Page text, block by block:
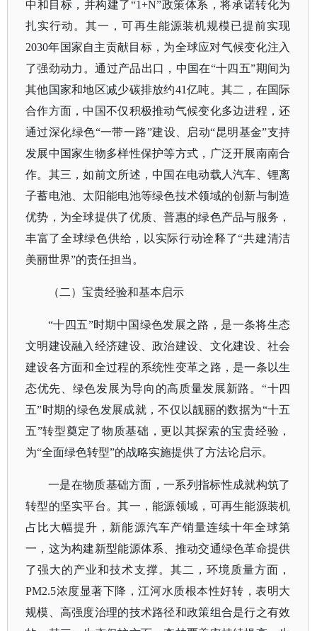
中和目标，并构建了“1+N”政策体系，将承诺转化为
扎实行动。其一，可再生能源装机规模已提前实现
2030年国家自主贡献目标，为全球应对气候变化注入
了强劲动力。通过产品出口，中国在“十四五”期间为
其他国家和地区减少碳排放约41亿吨。其二，在国际
合作方面，中国不仅积极推动气候变化多边进程，还
通过深化绿色“一带一路”建设、启动“昆明基金”支持
发展中国家生物多样性保护等方式，广泛开展南南合
作。其三，如前文所述，中国在电动载人汽车、锂离
子蓄电池、太阳能电池等绿色技术领域的创新与制造
优势，为全球提供了优质、普惠的绿色产品与服务，
丰富了全球绿色供给，以实际行动诠释了“共建清洁
美丽世界”的责任担当。
（二）宝贵经验和基本启示
“十四五”时期中国绿色发展之路，是一条将生态
文明建设融入经济建设、政治建设、文化建设、社会
建设各方面和全过程的系统性变革之路，是一条以生
态优先、绿色发展为导向的高质量发展新路。“十四
五”时期的绿色发展成就，不仅以靓丽的数据为“十五
五”转型奠定了物质基础，更以其探索的宝贵经验，
为“全面绿色转型”的战略实施提供了方法论启示。
一是在物质基础方面，一系列指标性成就构筑了
转型的坚实平台。其一，能源领域，可再生能源装机
占比大幅提升，新能源汽车产销量连续十年全球第
一，这为构建新型能源体系、推动交通绿色革命提供
了强大的产业和技术支撑。其二，环境质量方面，
PM2.5浓度显著下降，江河水质根本性好转，表明大
规模、高强度治理的技术路径和政策组合是行之有效